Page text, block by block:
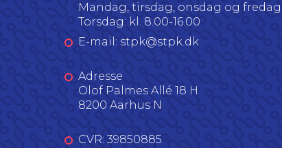
Mandag, tirsdag, onsdag og fredag:
Torsdag: kl. 8.00-16.00
E-mail: stpk@stpk.dk
Adresse
Olof Palmes Allé 18 H
8200 Aarhus N
CVR: 39850885